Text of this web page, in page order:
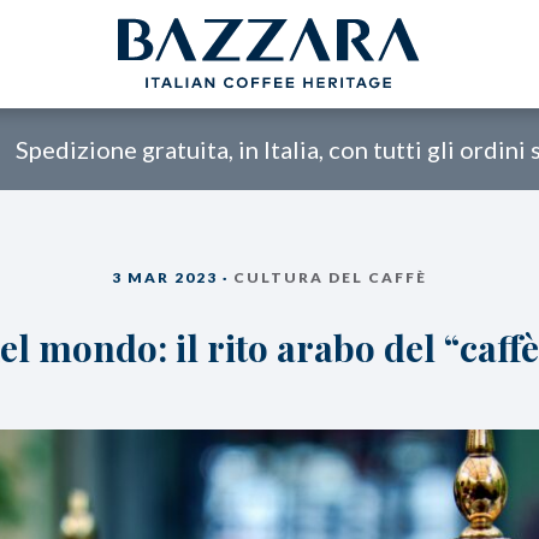
CIALDE /
Cialde ø 44mm
L’AZIENDA
B2B
Spedizione gratuita, in Italia, con tutti gli ordini
3 MAR 2023 · CULTURA DEL CAFFÈ
mondo: il rito arabo del